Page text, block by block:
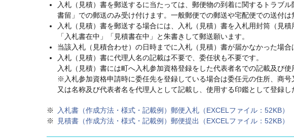
入札（見積）書を郵送するに当たっては、郵便物の到着に関するトラブ
書留」での郵送のみ受け付けます。一般郵便での郵送や宅配便での送付は
入札（見積）書を郵送する場合には、入札（見積）書を入札用封筒（見
「入札書在中」「見積書在中」と朱書きして郵送願います。
当該入札（見積合わせ）の日時までに入札（見積）書が届かなかった場
入札（見積）書に代理人名の記載は不要で、委任状も不要です。
入札（見積）書には町へ入札参加資格登録をした代表者名での記載及び
※入札参加資格申請時に委任先を登録している場合は委任元の住所、商
又は名称及び代表者名を代理人として記載し、使用する印鑑として登録し
入札書（作成方法・様式・記載例）郵便入札（EXCELファイル：52KB）
見積書（作成方法・様式・記載例）郵便提出（EXCELファイル：52KB）